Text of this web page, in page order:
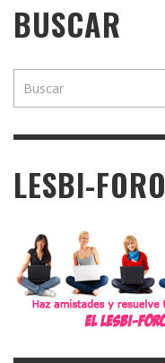
BUSCAR
LESBI-FORO